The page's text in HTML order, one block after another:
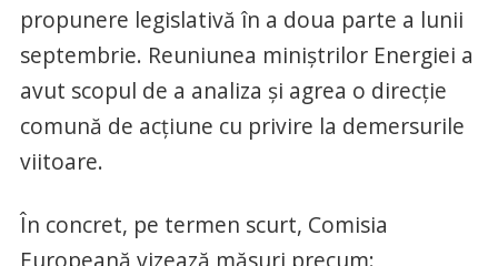
propunere legislativă în a doua parte a lunii
septembrie. Reuniunea miniştrilor Energiei a
avut scopul de a analiza şi agrea o direcţie
comună de acţiune cu privire la demersurile
viitoare.
În concret, pe termen scurt, Comisia
Europeană vizează măsuri precum: